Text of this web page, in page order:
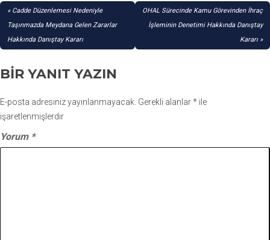
YAZI
GEZINMESI
Cadde Düzenlemesi Nedeniyle
Taşınmazda Meydana Gelen Zararlar
Hakkında Danıştay Kararı
OHAL Sürecinde Kamu Görevinden İhraç
İşleminin Denetimi Hakkında Danıştay
Kararı
BIR YANIT YAZIN
E-posta adresiniz yayınlanmayacak. Gerekli alanlar* ile
işaretlenmişlerdir
Yorum *